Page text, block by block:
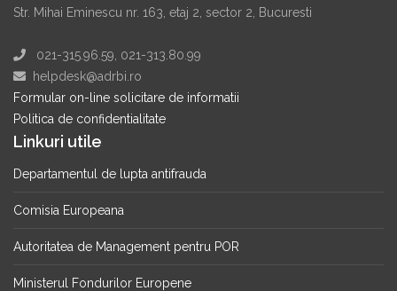
Str. Mihai Eminescu nr. 163, etaj 2, sector 2, Bucuresti
021-315.96.59, 021-313.80.99
helpdesk@adrbi.ro
Formular on-line solicitare de informatii
Politica de confidentialitate
Linkuri utile
Departamentul de lupta antifrauda
Comisia Europeana
Autoritatea de Management pentru POR
Ministerul Fondurilor Europene